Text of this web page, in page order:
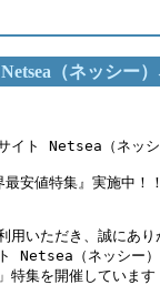
Netsea（ネッシー
Netsea（ネッ
安値特集』実施
用いただき、誠にあ
Netsea（ネッシー
」特集を開催して